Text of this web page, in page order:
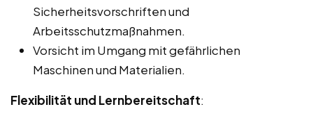
Sicherheitsvorschriften und
Arbeitsschutzmaßnahmen.
Vorsicht im Umgang mit gefährlichen
Maschinen und Materialien.
Flexibilität und Lernbereitschaft: